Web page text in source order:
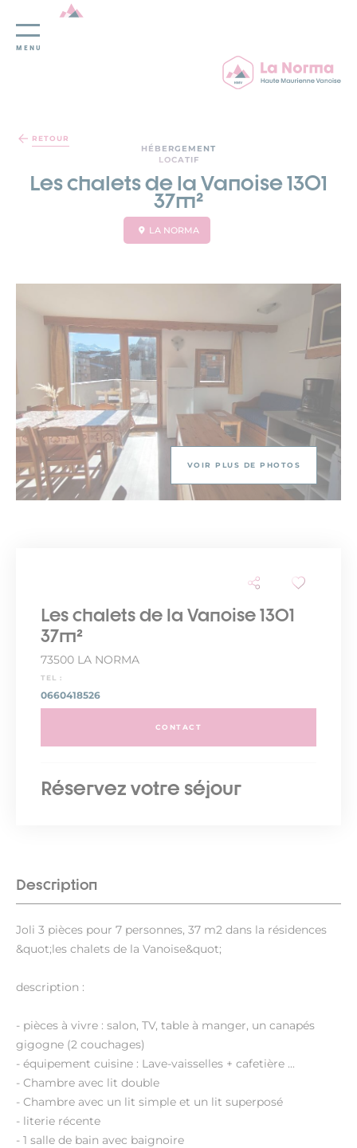
MENU
RETOUR
HÉBERGEMENT
LOCATIF
Les chalets de la Vanoise 1301
37m²
LA NORMA
VOIR PLUS DE PHOTOS
Description
Joli 3 pièces pour 7 personnes, 37 m2 dans la résidences
&quot;les chalets de la Vanoise&quot;
description :
- pièces à vivre : salon, TV, table à manger, un canapés
gigogne (2 couchages)
- équipement cuisine : Lave-vaisselles + cafetière ...
- Chambre avec lit double
- Chambre avec un lit simple et un lit superposé
- literie récente
- 1 salle de bain avec baignoire
Les chalets de la Vanoise 1301
37m²
73500 LA NORMA
TEL :
0660418526
CONTACT
Réservez votre séjour